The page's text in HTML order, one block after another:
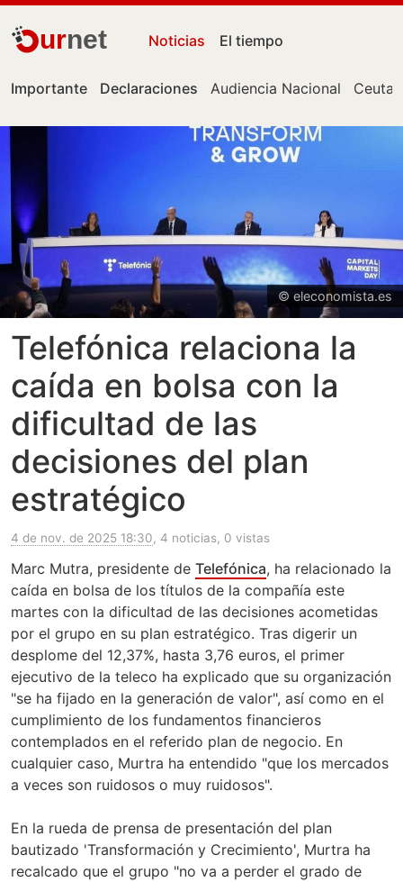
urnet Noticias El tiempo
Importante Declaraciones Audiencia Nacional Ceuta
© eleconomista.es
Telefónica relaciona la
caída en bolsa con la
dificultad de las
decisiones del plan
estratégico
4 de nov. de 2025 18:30, 4 noticias, 0 vistas
Marc Mutra, presidente de Telefónica, ha relacionado la
caída en bolsa de los títulos de la compañía este
martes con la dificultad de las decisiones acometidas
por el grupo en su plan estratégico. Tras digerir un
desplome del 12,37%, hasta 3,76 euros, el primer
ejecutivo de la teleco ha explicado que su organización
"se ha fijado en la generación de valor", así como en el
cumplimiento de los fundamentos financieros
contemplados en el referido plan de negocio. En
cualquier caso, Murtra ha entendido "que los mercados
a veces son ruidosos o muy ruidosos".
En la rueda de prensa de presentación del plan
bautizado 'Transformación y Crecimiento', Murtra ha
recalcado que el grupo "no va a perder el grado de